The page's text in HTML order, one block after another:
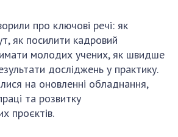
діяльності
досліджень НАН України
в НАН України
кадрів
про ключові речі: як
як посилити кадровий
молодих учених, як швидше
досліджень у практику.
на оновленні обладнання,
та розвитку
проєктів.